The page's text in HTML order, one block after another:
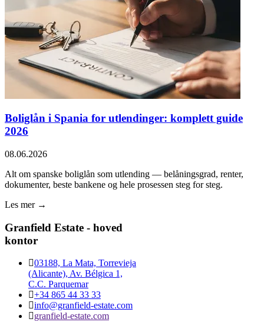
Boliglån i Spania for utlendinger: komplett guide
2026
08.06.2026
Alt om spanske boliglån som utlending — belåningsgrad, renter,
dokumenter, beste bankene og hele prosessen steg for steg.
Les mer →
Granfield Estate - hoved
kontor
03188, La Mata, Torrevieja
(Alicante), Av. Bélgica 1,
C.C. Parquemar
+34 865 44 33 33
info@granfield-estate.com
granfield-estate.com